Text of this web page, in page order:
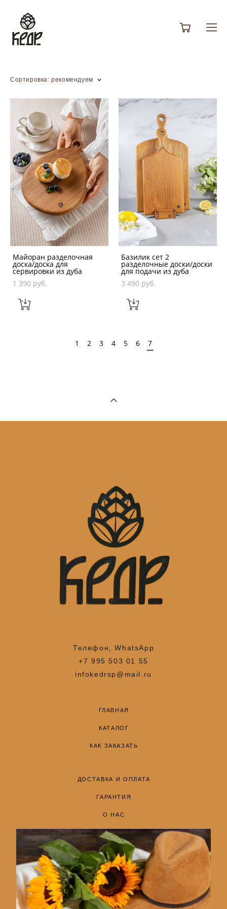
Сортировка: рекомендуем
Майоран разделочная
доска/доска для
сервировки из дуба
1 390 pуб.
Базилик сет 2
разделочные доски/доски
для подачи из дуба
3 490 pуб.
1 2 3 4 5 6 7
Телефон, WhatsApp
+7 995 503 01 55
infokedrsp@mail.ru
ГЛАВНАЯ
КАТАЛОГ
КАК ЗАКАЗАТЬ
ДОСТАВКА И ОПЛАТА
ГАРАНТИЯ
О НАС